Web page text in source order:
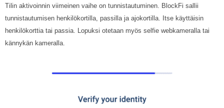
Tilin aktivoinnin viimeinen vaihe on tunnistautuminen. BlockFi sallii
tunnistautumisen henkilökortilla, passilla ja ajokortilla. Itse käyttäisin
henkilökorttia tai passia. Lopuksi otetaan myös selfie webkameralla tai
kännykän kameralla.